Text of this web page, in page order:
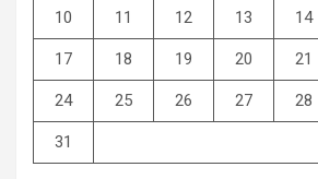
10 11 12 13 14
17 18 19 20 21
24 25 26 27 28
31